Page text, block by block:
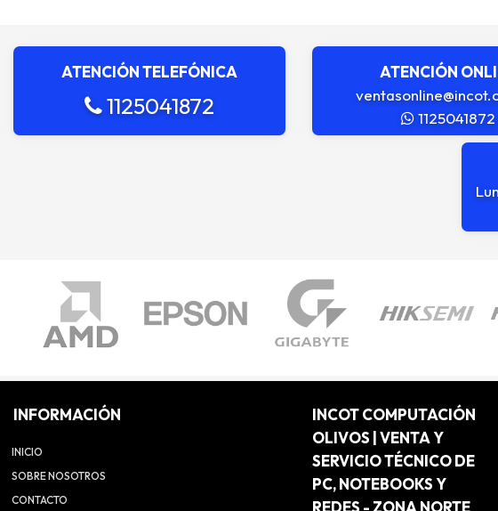
ATENCIÓN TELEFÓNICA
1125041872
ATENCIÓN
1125041872
INFORMACIÓN
INICIO
SOBRE NOSOTROS
CONTACTO
INCOT COMPUTACIÓN
OLIVOS | VENTA Y
SERVICIO TÉCNICO DE
PC, NOTEBOOKS Y
REDES - ZONA NORTE